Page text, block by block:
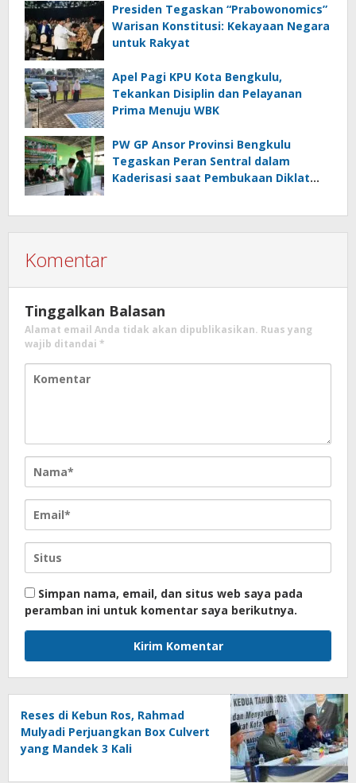
Presiden Tegaskan “Prabowonomics”
Warisan Konstitusi: Kekayaan Negara
untuk Rakyat
Apel Pagi KPU Kota Bengkulu,
Tekankan Disiplin dan Pelayanan
Prima Menuju WBK
PW GP Ansor Provinsi Bengkulu
Tegaskan Peran Sentral dalam
Kaderisasi saat Pembukaan Diklat
Komentar
Tinggalkan Balasan
Alamat email Anda tidak akan dipublikasikan. Ruas yang
wajib ditandai *
Simpan nama, email, dan situs web saya pada
peramban ini untuk komentar saya berikutnya.
Reses di Kebun Ros, Rahmad
Mulyadi Perjuangkan Box Culvert
yang Mandek 3 Kali